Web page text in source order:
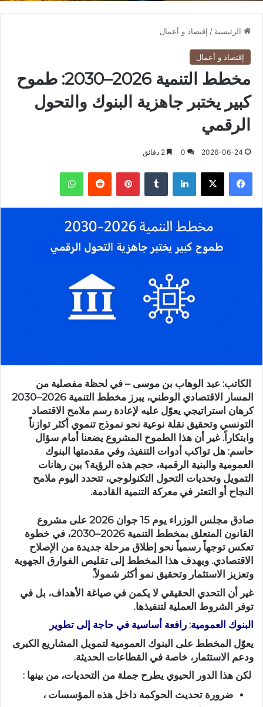
الرئيسية / إقتصاد و أعمال
إقتصاد و أعمال
مخطط التنمية 2026–2030: طموح
كبير يختبر جاهزية البنوك والتحول
الرقمي
2026-06-24
0
فيسبوك X لينكدإن بينتيريست واتساب
الكاتب: عبد الوهاب بن موسى – في لحظة مفصلية من
المسار الاقتصادي الوطني، يبرز مخطط التنمية 2026–
2030
كرهان استراتيجي يعوّل عليه لإعادة رسم ملامح الاقتصاد
التونسي وتحقيق نقلة نوعية نحو نموذج تنموي أكثر توازناً
وابتكاراً. غير أن هذا الطموح المشروع يضعنا أمام سؤال
حاسم: هل تواكب أدوات التنفيذ، وفي مقدمتها البنوك
العمومية والبنية الرقمية، حجم هذه الرؤية؟ بين رهانات
التمويل وتحديات التحول التكنولوجي، تتحدد اليوم ملامح
النجاح أو التعثر في معركة التنمية القادمة.
صادق مجلس الوزراء يوم 15 جوان 2026 على مشروع
القانون المتعلق بمخطط التنمية 2026–2030، في خطوة
تعكس توجهاً رسمياً نحو إطلاق مرحلة جديدة من الإصلاح
الاقتصادي. ويهدف هذا المخطط إلى تقليص الفوارق الجهوية
وتعزيز الاستثمار وتحقيق نمو أكثر شمولاً.
غير أن التحدي الحقيقي لا يكمن في صياغة الأهداف، بل في
توفر الشروط العملية لتنفيذها.
البنوك العمومية: رافعة أساسية في حاجة إلى تطوير
يعوّل المخطط على البنوك العمومية لتمويل المشاريع الكبرى
ودعم الاستثمار، خاصة في القطاعات الحديثة.
لكن هذا الدور الحيوي يطرح جملة من التحديات، من بينها :
ضرورة تحديث الحوكمة داخل هذه المؤسسات ،